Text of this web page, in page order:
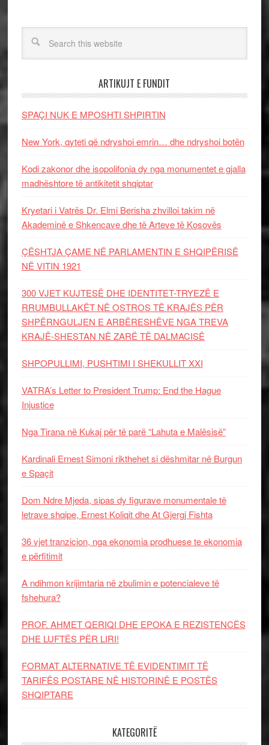
ARTIKUJT E FUNDIT
SPAÇI NUK E MPOSHTI SHPIRTIN
New York, qyteti që ndryshoi emrin… dhe ndryshoi botën
Kodi zakonor dhe isopolifonia dy nga monumentet e gjalla
madhështore të antikitetit shqiptar
Kryetari i Vatrës Dr. Elmi Berisha zhvilloi takim në
Akademinë e Shkencave dhe të Arteve të Kosovës
ÇËSHTJA ÇAME NË PARLAMENTIN E SHQIPËRISË
NË VITIN 1921
300 VJET KUJTESË DHE IDENTITET-TRYEZË E
RRUMBULLAKËT NË OSTROS TË KRAJËS PËR
SHPËRNGULJEN E ARBËRESHËVE NGA TREVA
KRAJË-SHESTAN NË ZARË TË DALMACISË
SHPOPULLIMI, PUSHTIMI I SHEKULLIT XXI
VATRA’s Letter to President Trump: End the Hague
Injustice
Nga Tirana në Kukaj për të parë “Lahuta e Malësisë”
Kardinali Ernest Simoni rikthehet si dëshmitar në Burgun
e Spaçit
Dom Ndre Mjeda, sipas dy figurave monumentale të
letrave shqipe, Ernest Koliqit dhe At Gjergj Fishta
36 vjet tranzicion, nga ekonomia prodhuese te ekonomia
e përfitimit
A ndihmon krijimtaria në zbulimin e potencialeve të
fshehura?
PROF. AHMET QERIQI DHE EPOKA E REZISTENCЁS
DHE LUFTЁS PЁR LIRI!
FORMAT ALTERNATIVE TË EVIDENTIMIT TË
TARIFËS POSTARE NË HISTORINË E POSTËS
SHQIPTARE
KATEGORITË